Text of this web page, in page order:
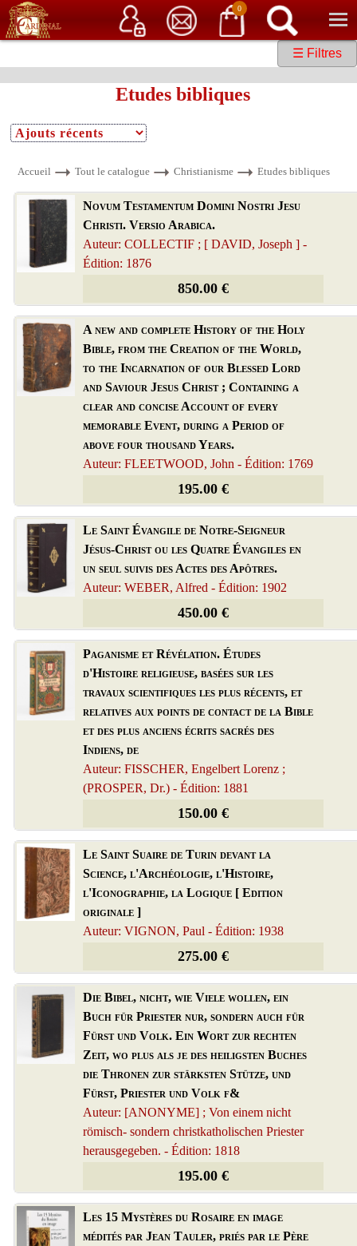
0
Service client 06 15 37 15 37 Librairie de livres anciens & rares
☰ Filtres
Etudes bibliques
Accueil Tout le catalogue Christianisme Etudes bibliques
Novum Testamentum Domini Nostri Jesu
Christi. Versio Arabica.
Auteur: COLLECTIF ; [ DAVID, Joseph ] -
Édition: 1876
850.00 €
A new and complete History of the Holy
Bible, from the Creation of the World,
to the Incarnation of our Blessed Lord
and Saviour Jesus Christ ; Containing a
clear and concise Account of every
memorable Event, during a Period of
above four thousand Years.
Auteur: FLEETWOOD, John - Édition: 1769
195.00 €
Le Saint Évangile de Notre-Seigneur
Jésus-Christ ou les Quatre Évangiles en
un seul suivis des Actes des Apôtres.
Auteur: WEBER, Alfred - Édition: 1902
450.00 €
Paganisme et Révélation. Études
d'Histoire religieuse, basées sur les
travaux scientifiques les plus récents, et
relatives aux points de contact de la Bible
et des plus anciens écrits sacrés des
Indiens, de
Auteur: FISSCHER, Engelbert Lorenz ;
(PROSPER, Dr.) - Édition: 1881
150.00 €
Le Saint Suaire de Turin devant la
Science, l'Archéologie, l'Histoire,
l'Iconographie, la Logique [ Edition
originale ]
Auteur: VIGNON, Paul - Édition: 1938
275.00 €
Die Bibel, nicht, wie Viele wollen, ein
Buch für Priester nur, sondern auch für
Fürst und Volk. Ein Wort zur rechten
Zeit, wo plus als je des heiligsten Buches
die Thronen zur stärksten Stütze, und
Fürst, Priester und Volk f&
Auteur: [ANONYME] ; Von einem nicht
römisch- sondern christkatholischen Priester
herausgegeben. - Édition: 1818
195.00 €
Les 15 Mystères du Rosaire en image
médités par Jean Tauler, priés par le Père